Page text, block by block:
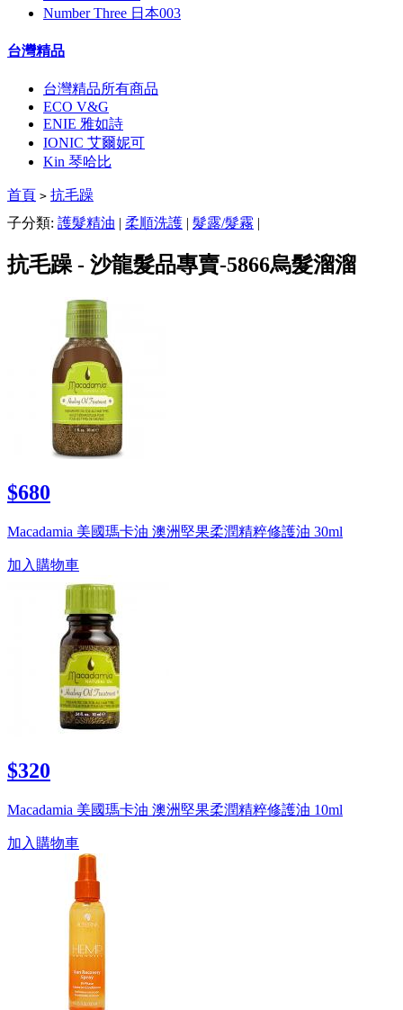
Number Three 日本003
台灣精品
台灣精品所有商品
ECO V&G
ENIE 雅如詩
IONIC 艾爾妮可
Kin 琴哈比
首頁 > 抗毛躁
子分類: 護髮精油 | 柔順洗護 | 髮露/髮霧 |
抗毛躁 - 沙龍髮品專賣-5866烏髮溜溜
$680
Macadamia 美國瑪卡油 澳洲堅果柔潤精粹修護油 30ml
加入購物車
$320
Macadamia 美國瑪卡油 澳洲堅果柔潤精粹修護油 10ml
加入購物車